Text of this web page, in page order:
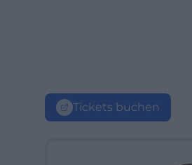
Tickets buchen